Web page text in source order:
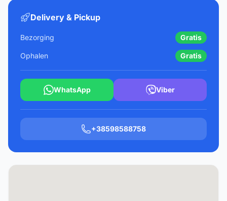
Delivery & Pickup
Bezorging Gratis
Ophalen Gratis
WhatsApp Viber
+38598588758